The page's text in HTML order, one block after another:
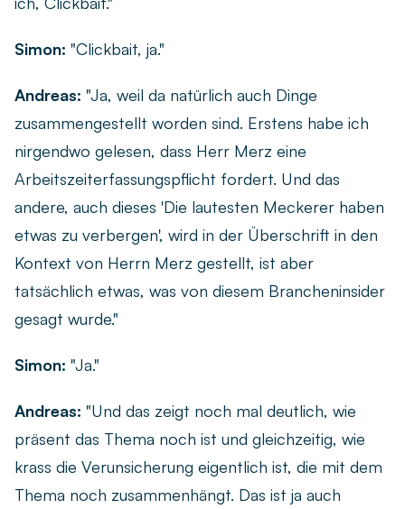
Simon: "Clickbait, ja."
Andreas: "Ja, weil da natürlich auch Dinge
zusammengestellt worden sind. Erstens habe ich
nirgendwo gelesen, dass Herr Merz eine
Arbeitszeiterfassungspflicht fordert. Und das
andere, auch dieses 'Die lautesten Meckerer haben
etwas zu verbergen', wird in der Überschrift in den
Kontext von Herrn Merz gestellt, ist aber
tatsächlich etwas, was von diesem Brancheninsider
gesagt wurde."
Simon: "Ja."
Andreas: "Und das zeigt noch mal deutlich, wie
präsent das Thema noch ist und gleichzeitig, wie
krass die Verunsicherung eigentlich ist, die mit dem
Thema noch zusammenhängt. Das ist ja auch